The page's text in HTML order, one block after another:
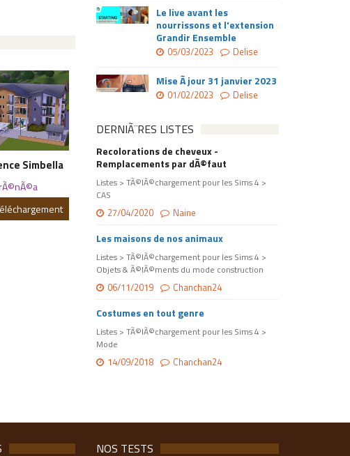
Simbella
Le live avant les
nourrissons et l'extension
Grandir Ensemble
05/03/2023 Delise
Mise Ã jour 31 janvier 2023
01/02/2023 Delise
DERNIÃ¨RES LISTES
Recolorations de cheveux -
Remplacements par dÃ©faut
Listes > TÃ©lÃ©chargement pour les Sims 4 >
CAS
27/04/2020 Naine
Les maisons de nos animaux
Listes > TÃ©lÃ©chargement pour les Sims 4 >
Objets & Ã©lÃ©ments du mode construction
06/11/2019 Chanchan24
Costumes en tout genre
Listes > TÃ©lÃ©chargement pour les Sims 4 >
Mode
14/09/2018 Chanchan24
NOS TESTS